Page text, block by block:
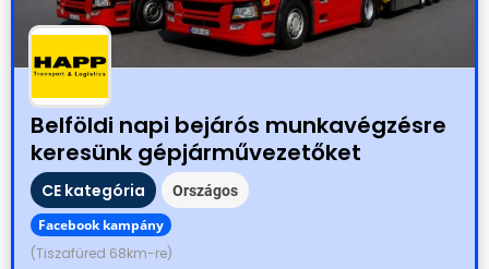
Belföldi napi bejárós munkavégzésre
keresünk gépjárművezetőket
CE kategória Országos
Facebook kampány
(Tiszafüred 68km-re)